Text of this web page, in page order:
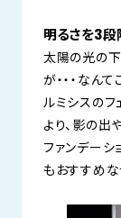
明るさを3
太陽の光の下
が・・・なん
ルミシスのフ
より、影の出
ファンデーシ
もおすすめな